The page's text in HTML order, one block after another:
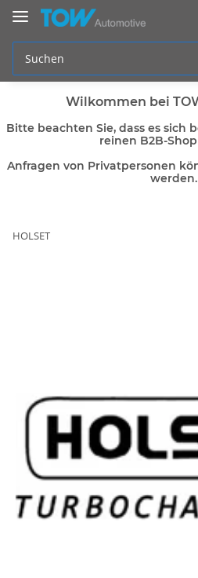
Wilkommen bei
Bitte beachten Sie, dass es sich
reinen B2B-
Anfragen von Privatpersonen
werden.
HOLSET